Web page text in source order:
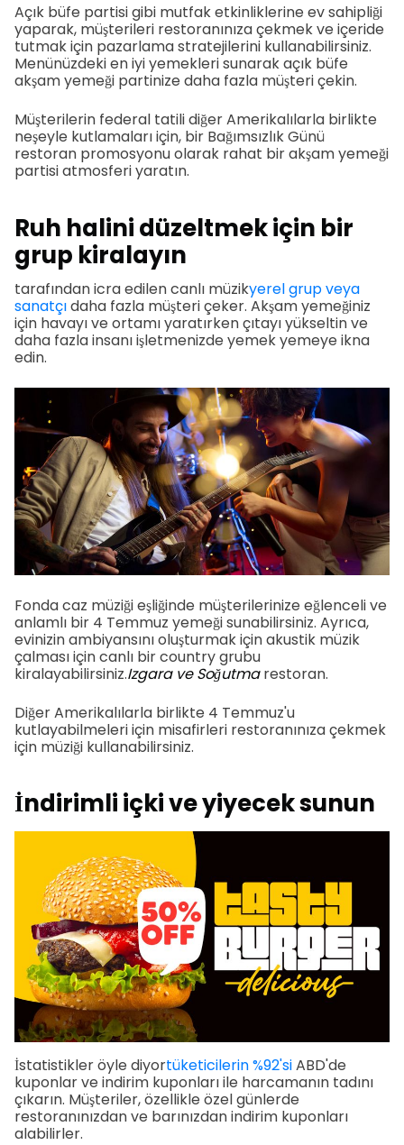
Açık büfe partisi gibi mutfak etkinliklerine ev sahipliği
yaparak, müşterileri restoranınıza çekmek ve içeride
tutmak için pazarlama stratejilerini kullanabilirsiniz.
Menünüzdeki en iyi yemekleri sunarak açık büfe
akşam yemeği partinize daha fazla müşteri çekin.
Müşterilerin federal tatili diğer Amerikalılarla birlikte
neşeyle kutlamaları için, bir Bağımsızlık Günü
restoran promosyonu olarak rahat bir akşam yemeği
partisi atmosferi yaratın.
Ruh halini düzeltmek için bir
grup kiralayın
tarafından icra edilen canlı müzikyerel grup veya
sanatçıdaha fazla müşteri çeker. Akşam yemeğiniz
için havayı ve ortamı yaratırken çıtayı yükseltin ve
daha fazla insanı işletmenizde yemek yemeye ikna
edin.
Fonda caz müziği eşliğinde müşterilerinize eğlenceli ve
anlamlı bir 4 Temmuz yemeği sunabilirsiniz. Ayrıca,
evinizin ambiyansını oluşturmak için akustik müzik
çalması için canlı bir country grubu
kiralayabilirsiniz.Izgara ve Soğutmarestoran.
Diğer Amerikalılarla birlikte 4 Temmuz'u
kutlayabilmeleri için misafirleri restoranınıza çekmek
için müziği kullanabilirsiniz.
İndirimli içki ve yiyecek sunun
İstatistikler öyle diyortüketicilerin %92'siABD'de
kuponlar ve indirim kuponları ile harcamanın tadını
çıkarın. Müşteriler, özellikle özel günlerde
restoranınızdan ve barınızdan indirim kuponları
alabilirler.